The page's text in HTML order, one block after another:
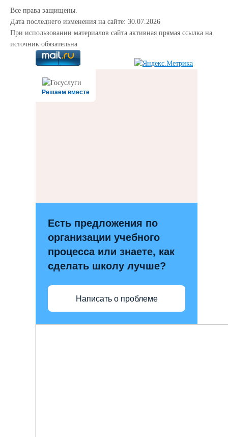
Все права защищены.
Дата последнего изменения на сайте: 30.07.2026
При использовании материалов сайта активная прямая ссылка на
источник обязательна
Решаем вместе
Есть предложения по
организации учебного
процесса или знаете, как
сделать школу лучше?
Написать о проблеме